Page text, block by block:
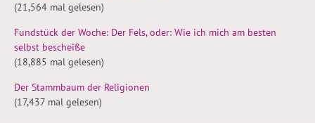
(21,564 mal gelesen)
Fundstück der Woche: Der Fels, oder: Wie ich mich am besten
selbst bescheiße
(18,885 mal gelesen)
Der Stammbaum der Religionen
(17,437 mal gelesen)